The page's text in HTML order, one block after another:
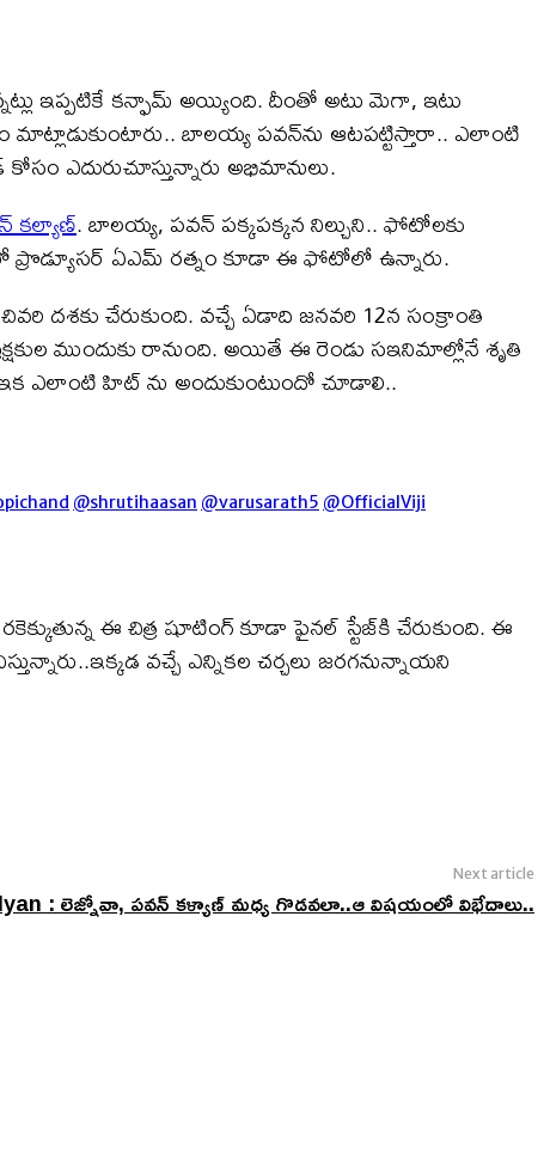
ఇప్పటికే కన్ఫామ్ అయ్యింది. దీంతో అటు మెగా, ఇటు
మాట్లాడుకుంటారు.. బాలయ్య పవన్‌ను ఆటపట్టిస్తారా.. ఎలాంటి
ఎదురుచూస్తున్నారు అభిమానులు.
కల్యాణ్. బాలయ్య, పవన్ పక్కపక్కన నిల్చుని.. ఫోటోలకు
ప్రొడ్యూసర్ ఏఎమ్ రత్నం కూడా ఈ ఫోటోలో ఉన్నారు.
దశకు చేరుకుంది. వచ్చే ఏడాది జనవరి 12న సంక్రాంతి
ముందుకు రానుంది. అయితే ఈ రెండు సఇనిమాల్లోనే శృతి
ఎలాంటి హిట్ ను అందుకుంటుందో చూడాలి..
@shrutihaasan @varusarath5 @OfficialViji
ఈ చిత్ర షూటింగ్ కూడా ఫైనల్ స్టేజ్‌కి చేరుకుంది. ఈ
వచ్చే ఎన్నికల చర్చలు జరగనున్నాయని
Next article
: లెజ్నోవా, పవన్ కళ్యాణ్ మధ్య గొడవలా..ఆ విషయంలో విభేదాలు..